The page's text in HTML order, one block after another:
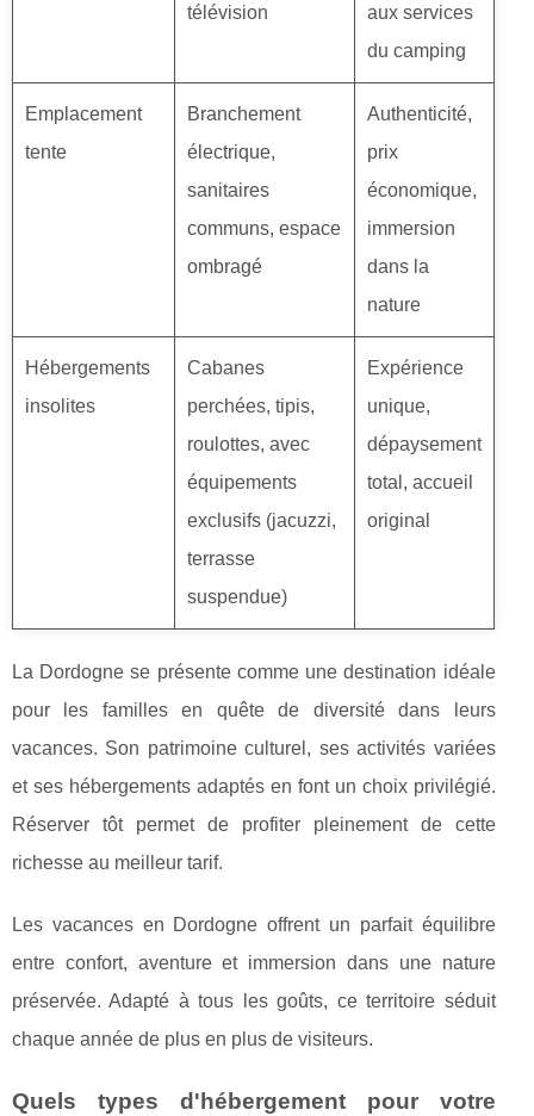
télévision
aux services
du camping
Emplacement
tente
Branchement
électrique,
sanitaires
communs, espace
ombragé
Authenticité,
prix
économique,
immersion
dans la
nature
Hébergements
insolites
Cabanes
perchées, tipis,
roulottes, avec
équipements
exclusifs (jacuzzi,
terrasse
suspendue)
Expérience
unique,
dépaysement
total, accueil
original
La Dordogne se présente comme une destination idéale
pour les familles en quête de diversité dans leurs
vacances. Son patrimoine culturel, ses activités variées
et ses hébergements adaptés en font un choix privilégié.
Réserver tôt permet de profiter pleinement de cette
richesse au meilleur tarif.
Les vacances en Dordogne offrent un parfait équilibre
entre confort, aventure et immersion dans une nature
préservée. Adapté à tous les goûts, ce territoire séduit
chaque année de plus en plus de visiteurs.
Quels types d'hébergement pour votre